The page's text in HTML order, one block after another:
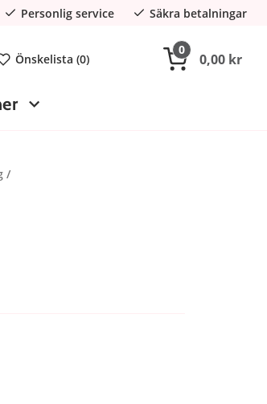
Personlig service Säkra betalningar
Önskelista (0)
0
0,00 kr